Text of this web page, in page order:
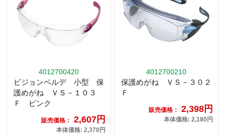
4012700420
ビジョンベルデ 小型 保
護めがね ＶＳ－１０３
Ｆ ピンク
販売価格： 2,607円
本体価格: 2,370円
4012700210
保護めがね ＶＳ－３０２
Ｆ
販売価格： 2,398円
本体価格: 2,180円